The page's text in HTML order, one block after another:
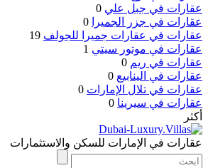
عقارات في جبل علي 0
عقارات في جزر الجميرا
0
عقارات في عقارات جميرا للجولف 19
عقارات في موتور سيتي 1
عقارات في ريم 0
عقارات في الينابيع 0
عقارات في تلال الإمارات 0
عقارات في سيرينا 0
أكثر
عقارات في الإمارات للسكن والاستثمارات